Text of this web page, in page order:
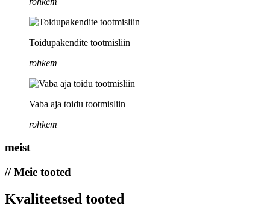
Toidupakendite tootmisliin
rohkem
Vaba aja toidu tootmisliin
rohkem
meist
// Meie tooted
Kvaliteetsed tooted